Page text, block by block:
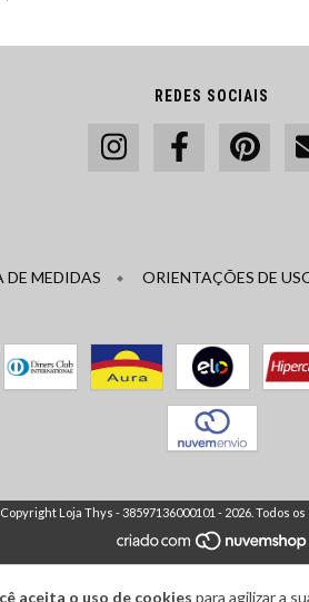
aceita o uso de cookies para agilizar a
REDES SOCIAIS
DE MEDIDAS ORIENTAÇÕES DE
Copyright Loja Thys - 38597136000101 - 2026. Todos